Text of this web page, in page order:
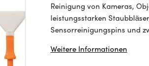
Reinigung von Kameras,
leistungsstarken
Sensorreinigungspins und
Weitere Informationen